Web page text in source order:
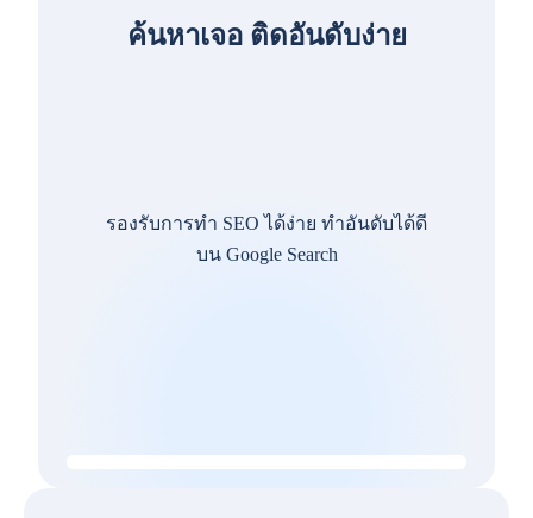
ค้นหาเจอ ติดอันดับง่าย
รองรับการทำ SEO ได้ง่าย ทำอันดับได้ดี
บน Google Search